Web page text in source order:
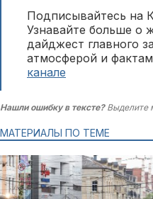
Подписывайтесь на
Узнавайте больше о
дайджест главного
атмосферой и
канале
Нашли ошибку в тексте?Выделите
МАТЕРИАЛЫ ПО ТЕМЕ